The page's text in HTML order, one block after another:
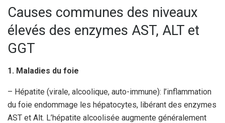
Causes communes des niveaux
élevés des enzymes AST, ALT et
GGT
1. Maladies du foie
– Hépatite (virale, alcoolique, auto-immune): l’inflammation
du foie endommage les hépatocytes, libérant des enzymes
AST et Alt. L’hépatite alcoolisée augmente généralement